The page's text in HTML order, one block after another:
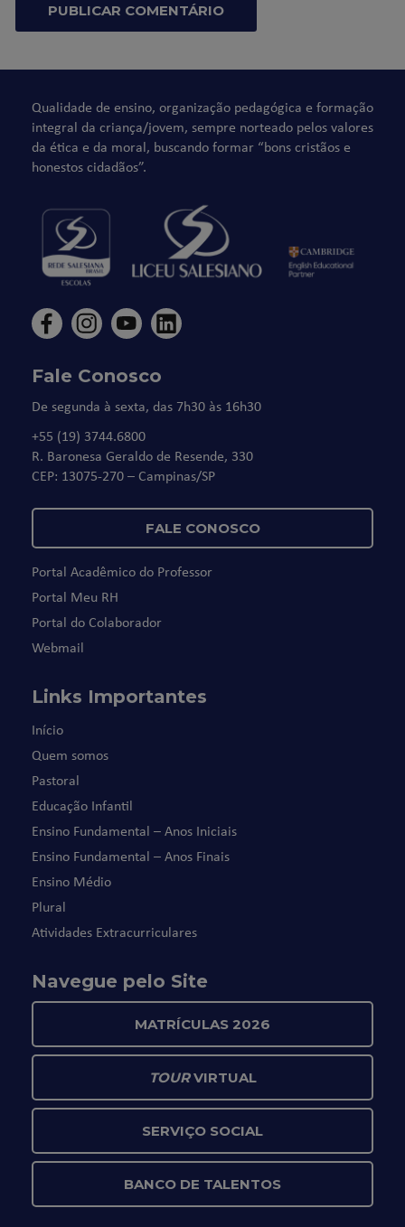
Qualidade de ensino, organização pedagógica e formação
integral da criança/jovem, sempre norteado pelos valores
da ética e da moral, buscando formar “bons cristãos e
honestos cidadãos”.
Fale Conosco
De segunda à sexta, das 7h30 às 16h30
+55 (19) 3744.6800
R. Baronesa Geraldo de Resende, 330
CEP: 13075-270 – Campinas/SP
FALE CONOSCO
Portal Acadêmico do Professor
Portal Meu RH
Portal do Colaborador
Webmail
Links Importantes
Início
Quem somos
Pastoral
Educação Infantil
Ensino Fundamental – Anos Iniciais
Ensino Fundamental – Anos Finais
Ensino Médio
Plural
Atividades Extracurriculares
Navegue pelo Site
MATRÍCULAS 2026
TOURVIRTUAL
SERVIÇO SOCIAL
BANCO DE TALENTOS